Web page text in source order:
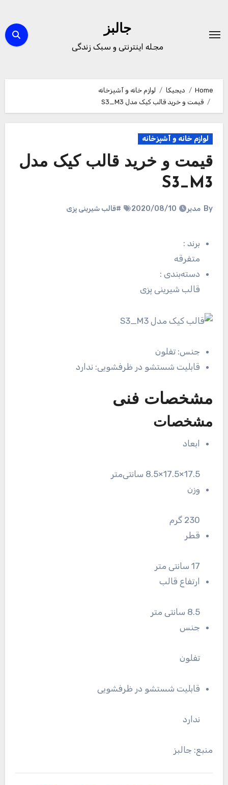
content
جالبز
مجله اینترنتی و سبک زندگی
Home دیجیکا
لوازم خانه و آشپزخانه
قیمت و خرید قالب کیک مدل S3_M3
لوازم خانه و آشپزخانه
قیمت و خرید قالب کیک مدل
S3_M3
By مدیر 2020/08/10 #قالب شیرینی پزی
برند :
متفرقه
دسته‌بندی :
قالب شیرینی پزی
جنس:تفلون
قابلیت شستشو در ظرفشویی: ندارد
مشخصات فنی
مشخصات
ابعاد
17.5×17.5×8.5 سانتی‌متر
وزن
230 گرم
قطر
17 سانتی متر
ارتفاع قالب
8.5 سانتی متر
جنس
تفلون
قابلیت شستشو در ظرفشویی
ندارد
منبع: جالبز